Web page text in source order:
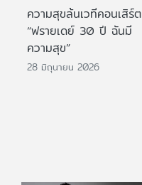
ความสุขล้นเวทีคอนเสิร์ต
“ฟรายเดย์ 30 ปี ฉันมี
ความสุข”
28 มิถุนายน 2026